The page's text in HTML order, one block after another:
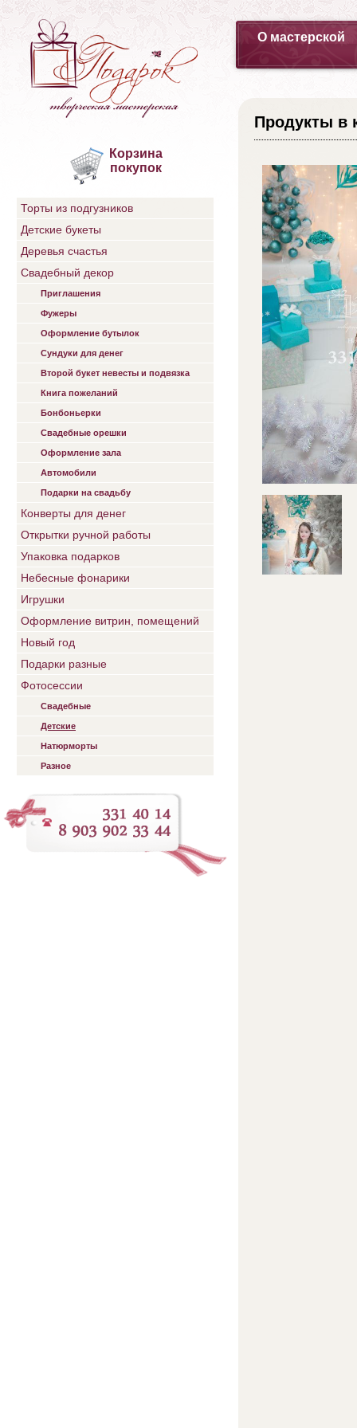
Корзина
покупок
Торты из подгузников
Детские букеты
Деревья счастья
Свадебный декор
Приглашения
Фужеры
Оформление бутылок
Сундуки для денег
Второй букет невесты и подвязка
Книга пожеланий
Бонбоньерки
Свадебные орешки
Оформление зала
Автомобили
Подарки на свадьбу
Конверты для денег
Открытки ручной работы
Упаковка подарков
Небесные фонарики
Игрушки
Оформление витрин, помещений
Новый год
Подарки разные
Фотосессии
Свадебные
Детские
Натюрморты
Разное
О мастерской
Продукты в